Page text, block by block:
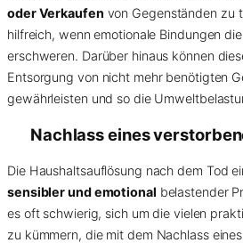
oder Verkaufen von Gegenständen zu
hilfreich, wenn emotionale Bindungen
erschweren. Darüber hinaus können
Entsorgung von nicht mehr benötigten
gewährleisten und so die
Nachlass eines
Die Haushaltsauflösung nach dem Tod
sensibler und emotional belastender
es oft schwierig, sich um die vielen
zu kümmern, die mit dem Nachlass